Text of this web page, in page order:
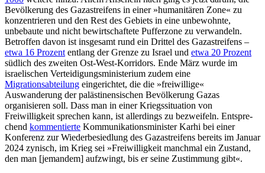
Bevölkerung des Gazastreifens in einer »humanitären Zone« zu
konzentrieren und den Rest des Gebiets in eine unbewohnte,
unbebaute und nicht bewirtschaftete Puf­ferzone zu verwandeln.
Betroffen davon ist insgesamt rund ein Drittel des Gazastreifens –
etwa 16 Prozent entlang der Grenze zu Israel und etwa 20 Prozent
südlich des zweiten Ost-West-Korridors. Ende März wurde im
israelischen Verteidigungsministerium zudem eine
Migrationsabteilung eingerichtet, die die »freiwillige«
Auswanderung der palästinensischen Bevölkerung Gazas
organisieren soll. Dass man in einer Kriegssituation von
Freiwilligkeit sprechen kann, ist allerdings zu bezweifeln. Entspre­
chend kommentierte Kommunikations­minister Karhi bei einer
Konferenz zur Wie­derbesiedlung des Gazastreifens bereits im Januar
2024 zynisch, im Krieg sei »Frei­wil­ligkeit manchmal ein Zustand,
den man [jemandem] aufzwingt, bis er seine Zustim­mung gibt«.